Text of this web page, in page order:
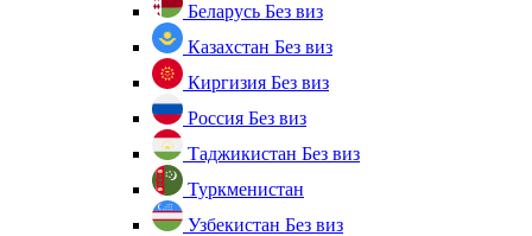
Беларусь Без виз
Казахстан Без виз
Киргизия Без виз
Россия Без виз
Таджикистан Без виз
Туркменистан
Узбекистан Без виз